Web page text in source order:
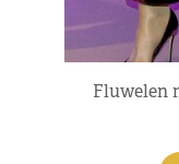
Fluwelen